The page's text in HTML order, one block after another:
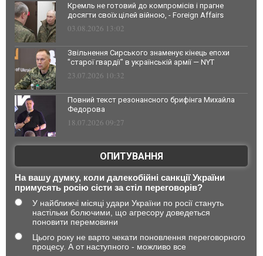
Кремль не готовий до компромісів і прагне
досягти своїх цілей війною, - Foreign Affairs
03.08.2026 13:02
Звільнення Сирського знаменує кінець епохи
"старої гвардії" в українській армії — NYT
23.07.2026 10:32
Повний текст резонансного брифінга Михайла
Федорова
18.07.2026 09:27
ОПИТУВАННЯ
На вашу думку, коли далекобійні санкції України
примусять росію сісти за стіл переговорів?
У найближчі місяці удари України по росії стануть
настільки болючими, що агресору доведеться
поновити перемовини
Цього року не варто чекати поновлення переговорного
процесу. А от наступного - можливо все